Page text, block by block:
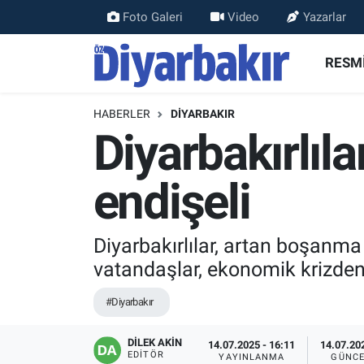
Foto Galeri Video Yazarlar
HABERLER DİYARBAKIR
endişeli
Diyarbakırlılar, artan
vatandaşlar, ekonomik
#Diyarbakır
DİLEK AKİN
EDITÖR
14.07.2025 - 16:11
YAYINLANMA
RESMİ İLANLAR
DİYARBAKIR
KÜLTÜR SANAT
Nöbetçi Eczaneler
Namaz Vakitleri
Süper Lig Puan Durumu ve Fikstür
Tüm Manşetler
Son Dakika Haberleri
Haber Arşivi